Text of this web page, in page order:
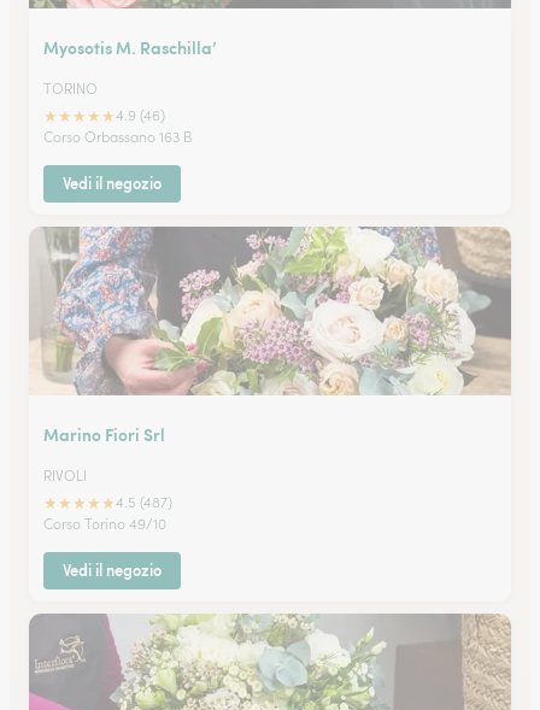
Myosotis M. Raschilla’
TORINO
★★★★★4.9 (46)
Corso Orbassano 163 B
Vedi il negozio
Marino Fiori Srl
RIVOLI
★★★★★4.5 (487)
Corso Torino 49/10
Vedi il negozio